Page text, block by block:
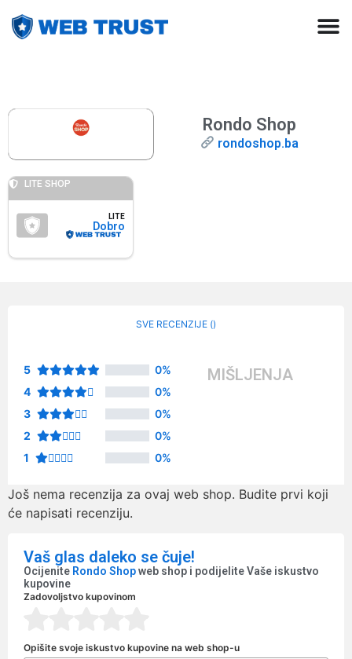
Rondo Shop
rondoshop.ba
LITE SHOP
LITE
Dobro
SVE RECENZIJE ()
5
0%
4
0%
3
0%
2
0%
1
0%
MIŠLJENJA
Još nema recenzija za ovaj web shop. Budite prvi koji
će napisati recenziju.
Vaš glas daleko se čuje!
Ocijenite Rondo Shopweb shop i podijelite Vaše iskustvo
kupovine
Zadovoljstvo kupovinom
Opišite svoje iskustvo kupovine na web shop-u